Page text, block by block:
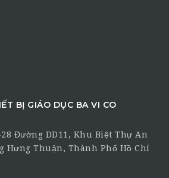
BỊ GIÁO DỤC BA VI CO
28 Đường DD11, Khu Biệt Thự An
Hưng Thuận, Thành Phố Hồ Chí